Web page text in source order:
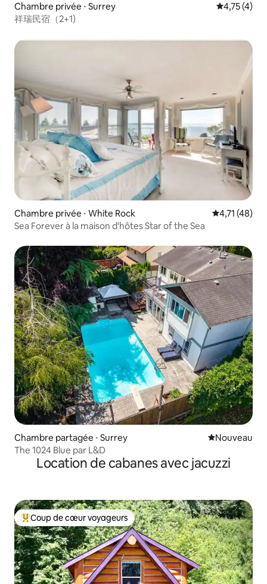
Chambre privée ⋅ Surrey Évaluation
4,75 (4)
祥瑞民宿（2+1)
Chambre privée ⋅ White Rock Évaluation
4,71 (48)
Sea Forever à la maison d'hôtes Star of the Sea
Chambre partagée ⋅ Surrey Nouvel
Nouveau
The 1024 Blue par L&D
Location de cabanes avec jacuzzi
Coups de cœur voyageurs les plus appréciés
Coup de cœur voyageurs